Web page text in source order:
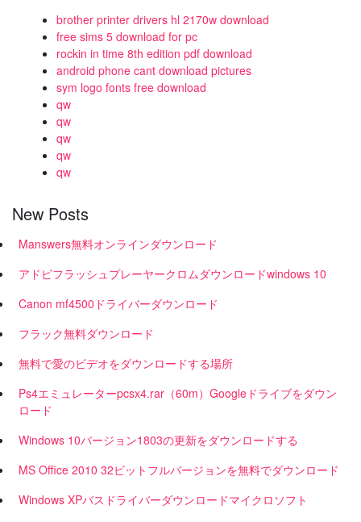
brother printer drivers hl 2170w download
free sims 5 download for pc
rockin in time 8th edition pdf download
android phone cant download pictures
sym logo fonts free download
qw
qw
qw
qw
qw
New Posts
Manswers無料オンラインダウンロード
アドビフラッシュプレーヤークロムダウンロードwindows 10
Canon mf4500ドライバーダウンロード
フラック無料ダウンロード
無料で愛のビデオをダウンロードする場所
Ps4エミュレーターpcsx4.rar（60m）Googleドライブをダウン
ロード
Windows 10バージョン1803の更新をダウンロードする
MS Office 2010 32ビットフルバージョンを無料でダウンロード
Windows XPバスドライバーダウンロードマイクロソフト